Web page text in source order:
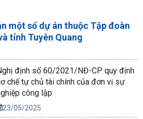
một số dự án thuộc Tập đoàn
tỉnh Tuyên Quang
định số 60/2021/NĐ-CP quy định
chế tự chủ tài chính của đơn vị sự
công lập
23/05/2025